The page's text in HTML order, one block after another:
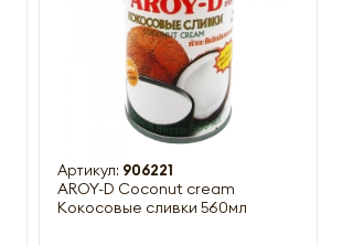
Артикул: 906221
AROY-D Coconut cream
Кокосовые сливки 560мл